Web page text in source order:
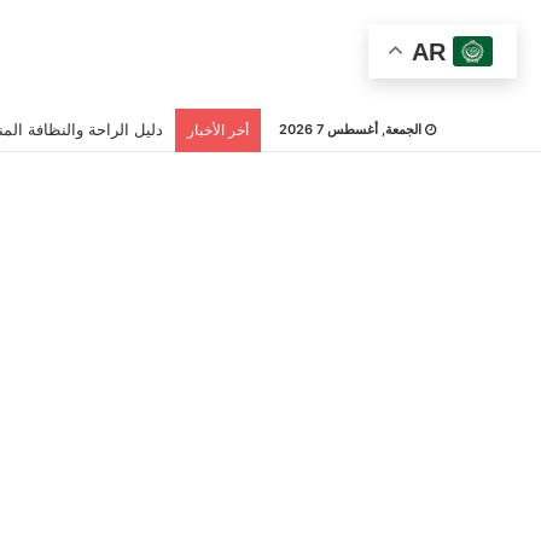
الجمعة, أغسطس 7 2026 أخر الأخبار دليل الراحة والنظافة
AR